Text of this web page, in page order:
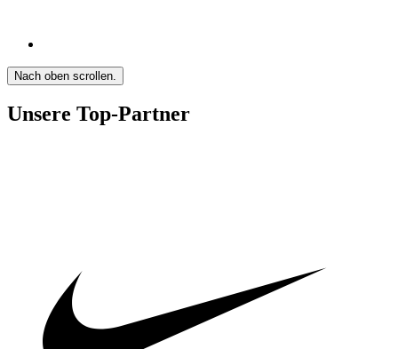
Nach oben scrollen.
Unsere Top-Partner